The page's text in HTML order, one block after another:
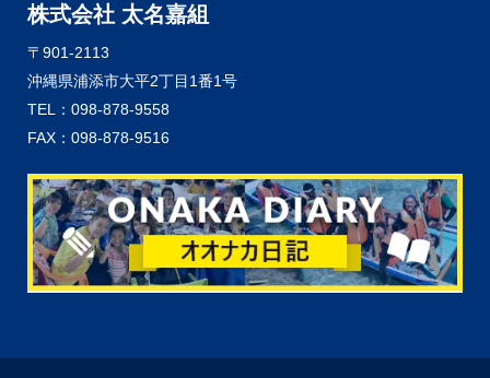
株式会社 太名嘉組
〒901-2113
沖縄県浦添市大平2丁目1番1号
TEL：098-878-9558
FAX：098-878-9516